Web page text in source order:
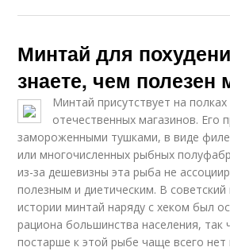
Минтай для
знаете, чем полезен
Минтай присутствует на полках
отечественных магазинов. Его
замороженными тушками, в виде
или многочисленных рыбных
из-за дешевизны эта рыба не
полезным и диетическим. В
истории минтай наряду с хеком был
рациона большинства населения, так
постарше к этой рыбе чаще всего нет